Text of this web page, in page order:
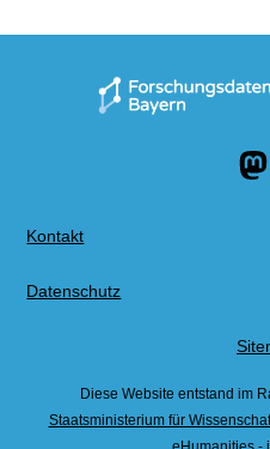
Kontakt
Datenschutz
Diese Website entstand im
Staatsministerium für